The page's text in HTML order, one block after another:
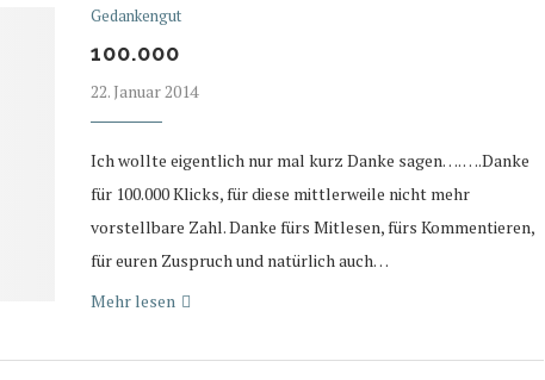
Gedankengut
100.000
22. Januar 2014
Ich wollte eigentlich nur mal kurz Danke sagen…. ….Danke
für 100.000 Klicks, für diese mittlerweile nicht mehr
vorstellbare Zahl. Danke fürs Mitlesen, fürs Kommentieren,
für euren Zuspruch und natürlich auch…
Mehr lesen